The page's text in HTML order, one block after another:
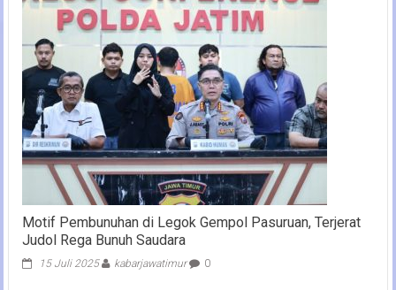
Motif Pembunuhan di Legok Gempol Pasuruan, Terjerat
Judol Rega Bunuh Saudara
15 Juli 2025 kabarjawatimur 0